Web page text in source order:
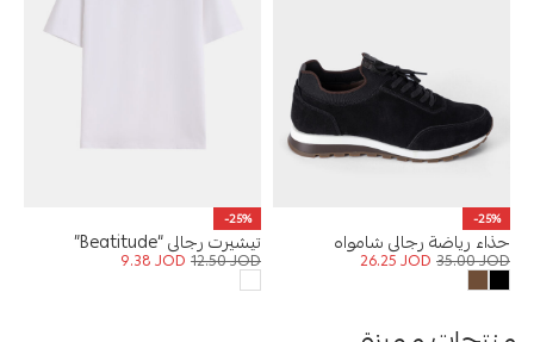
-25%
حذاء رياضة رجالي شامواه
35.00JOD
26.25JOD
-25%
تيشيرت رجالي “Beatitude”
12.50JOD
9.38JOD